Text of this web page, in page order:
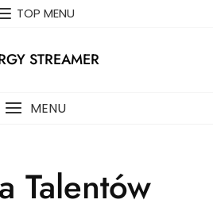
TOP MENU
STREAMER
MENU
Talentów